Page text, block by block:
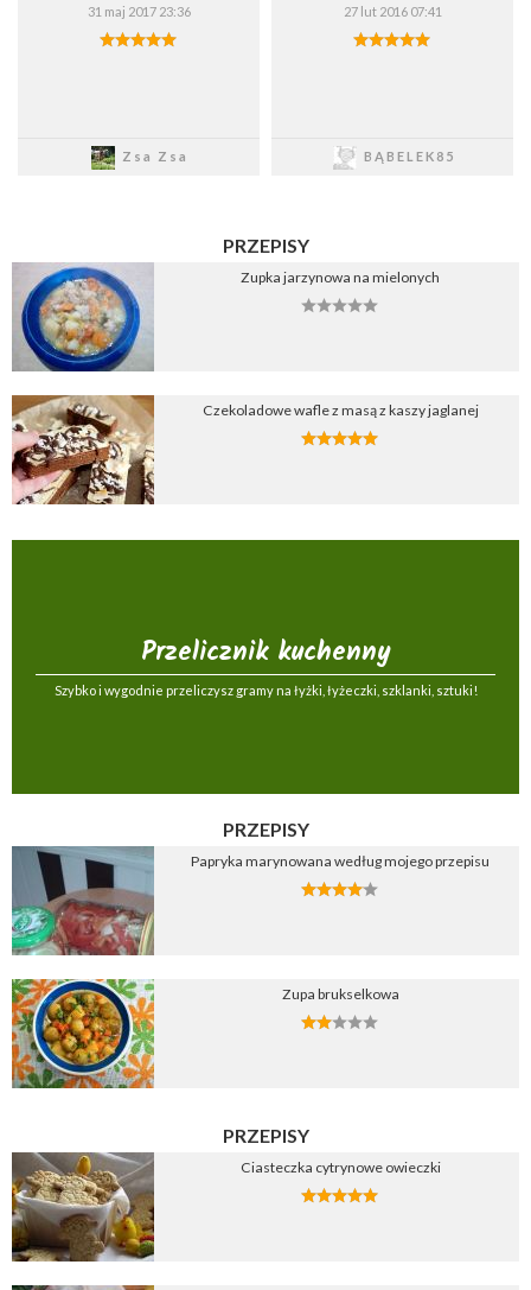
31 maj 2017 23:36
Zsa Zsa
Zapisz
27 lut 2016 07:41
BĄBELEK85
PRZEPISY
Zupka jarzynowa na mielonych
Czekoladowe wafle z masą z kaszy jaglanej
Przelicznik kuchenny
Szybko i wygodnie przeliczysz gramy na łyżki, łyżeczki, szklanki, sztuki!
PRZEPISY
Papryka marynowana według mojego przepisu
Zupa brukselkowa
PRZEPISY
Ciasteczka cytrynowe owieczki